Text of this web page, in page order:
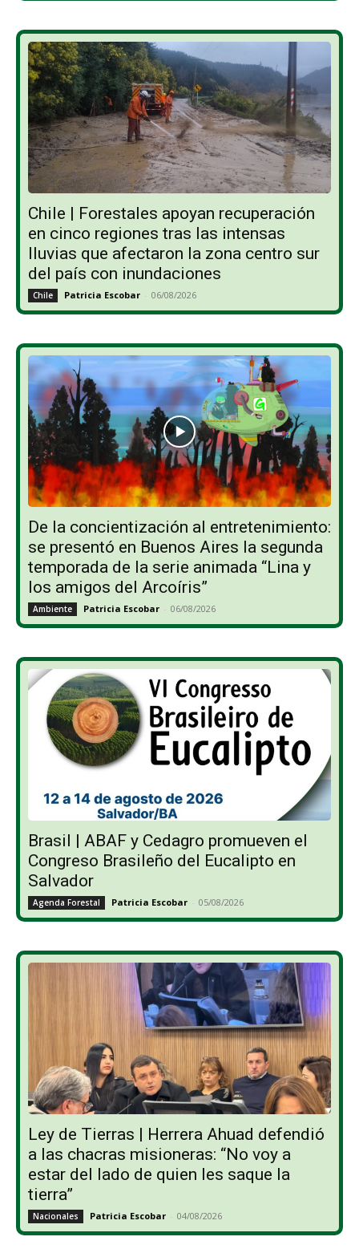
Chile | Forestales apoyan recuperación
en cinco regiones tras las intensas
lluvias que afectaron la zona centro sur
del país con inundaciones
Chile Patricia Escobar - 06/08/2026
De la concientización al entretenimiento:
se presentó en Buenos Aires la segunda
temporada de la serie animada “Lina y
los amigos del Arcoíris”
Ambiente Patricia Escobar - 06/08/2026
Brasil | ABAF y Cedagro promueven el
Congreso Brasileño del Eucalipto en
Salvador
Agenda Forestal Patricia Escobar - 05/08/2026
Ley de Tierras | Herrera Ahuad defendió
a las chacras misioneras: “No voy a
estar del lado de quien les saque la
tierra”
Nacionales Patricia Escobar - 04/08/2026